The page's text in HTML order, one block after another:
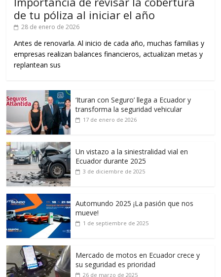
de tu póliza al iniciar el año
28 de enero de 2026
Antes de renovarla. Al inicio de cada año, muchas familias y
empresas realizan balances financieros, actualizan metas y
replantean sus
‘Ituran con Seguro’ llega a Ecuador y
transforma la seguridad vehicular
17 de enero de 2026
Un vistazo a la siniestralidad vial en
Ecuador durante 2025
3 de diciembre de 2025
Automundo 2025 ¡La pasión que nos
mueve!
1 de septiembre de 2025
Mercado de motos en Ecuador crece y
su seguridad es prioridad
26 de marzo de 2025